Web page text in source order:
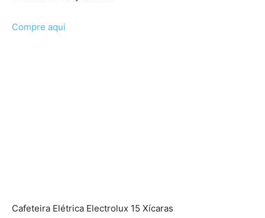
Compre aqui
Cafeteira Elétrica Electrolux 15 Xícaras